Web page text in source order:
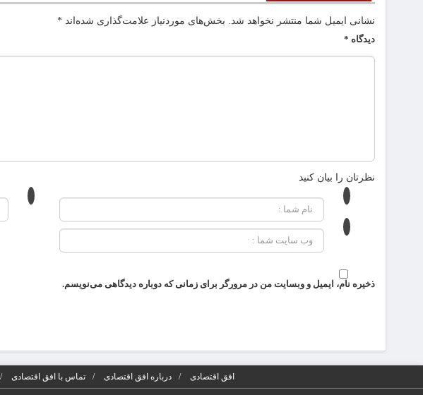
نشانی ایمیل شما منتشر نخواهد شد. بخش‌های موردنیاز علامت‌گذاری شده‌اند *
دیدگاه *
نظرتان را بیان کنید
ذخیره نام، ایمیل و وبسایت من در مرورگر برای زمانی که دوباره دیدگاهی می‌نویسم.
افق اقتصادی درباره افق اقتصادی تماس با افق اقتصادی